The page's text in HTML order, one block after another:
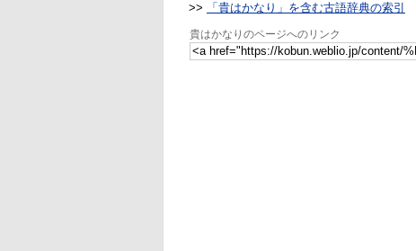
>> 「貴はかなり」を含む古語辞典の索引
貴はかなりのページへのリンク